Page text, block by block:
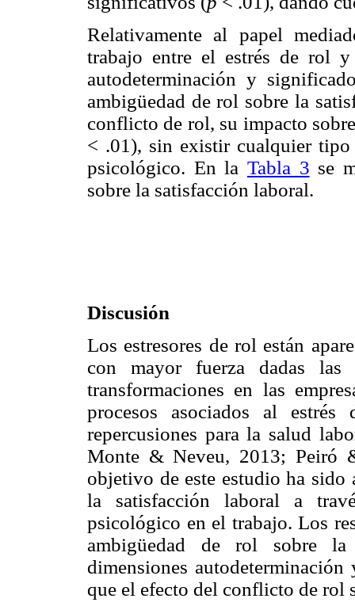
Relativamente al papel
trabajo entre el estrés de rol
autodeterminación y
ambigüedad de rol sobre la
conflicto de rol, su impacto
< .01), sin existir cualquier
psicológico. En la Tabla 3 se
sobre la satisfacción laboral.
Discusión
Los estresores de rol están
con mayor fuerza dadas las
transformaciones en las
procesos asociados al
repercusiones para la salud
Monte & Neveu, 2013; Peiró
objetivo de este estudio ha sido
la satisfacción laboral a
psicológico en el trabajo. Los
ambigüedad de rol sobre
dimensiones
que el efecto del conflicto de rol